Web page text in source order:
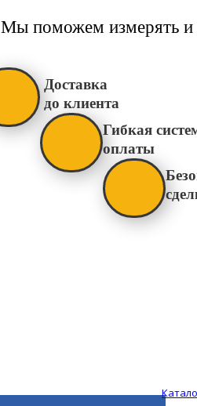
Мы поможем измерять и
Доставка
до клиента
Гибкая
оплаты